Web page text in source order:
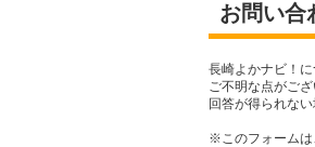
お問い合
長崎よかナビ！
ご不明な点がご
回答が得られない
※このフォームは